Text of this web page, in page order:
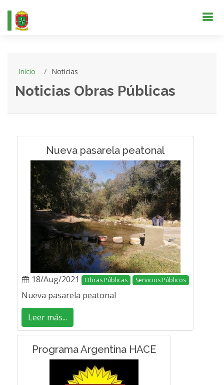
Inicio Noticias
Noticias Obras Públicas
Nueva pasarela peatonal
18/Aug/2021 Obras Públicas Servicios Públicos
Nueva pasarela peatonal
Leer más...
Programa Argentina HACE